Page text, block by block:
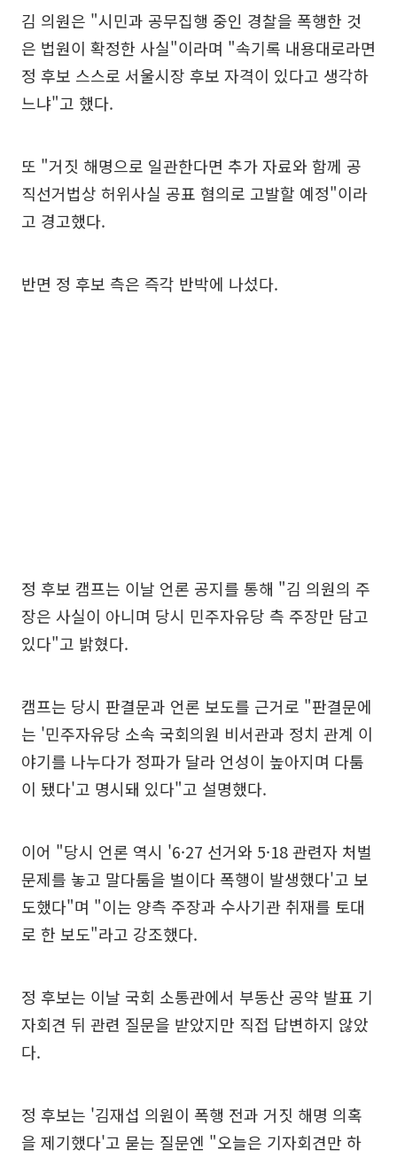
김 의원은 "시민과 공무집행 중인 경찰을 폭행한 것
은 법원이 확정한 사실"이라며 "속기록 내용대로라면
정 후보 스스로 서울시장 후보 자격이 있다고 생각하
느냐"고 했다.
또 "거짓 해명으로 일관한다면 추가 자료와 함께 공
직선거법상 허위사실 공표 혐의로 고발할 예정"이라
고 경고했다.
반면 정 후보 측은 즉각 반박에 나섰다.
정 후보 캠프는 이날 언론 공지를 통해 "김 의원의 주
장은 사실이 아니며 당시 민주자유당 측 주장만 담고
있다"고 밝혔다.
캠프는 당시 판결문과 언론 보도를 근거로 "판결문에
는 '민주자유당 소속 국회의원 비서관과 정치 관계 이
야기를 나누다가 정파가 달라 언성이 높아지며 다툼
이 됐다'고 명시돼 있다"고 설명했다.
이어 "당시 언론 역시 '6·27 선거와 5·18 관련자 처벌
문제를 놓고 말다툼을 벌이다 폭행이 발생했다'고 보
도했다"며 "이는 양측 주장과 수사기관 취재를 토대
로 한 보도"라고 강조했다.
정 후보는 이날 국회 소통관에서 부동산 공약 발표 기
자회견 뒤 관련 질문을 받았지만 직접 답변하지 않았
다.
정 후보는 '김재섭 의원이 폭행 전과 거짓 해명 의혹
을 제기했다'고 묻는 질문엔 "오늘은 기자회견만 하